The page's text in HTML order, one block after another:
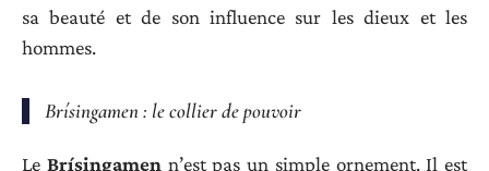
sa beauté et de son influence sur les dieux et les
hommes.
Brísingamen : le collier de pouvoir
Le Brísingamen n’est pas un simple ornement. Il est